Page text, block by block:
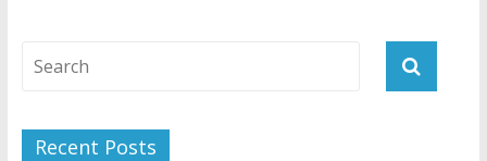
Recent Posts